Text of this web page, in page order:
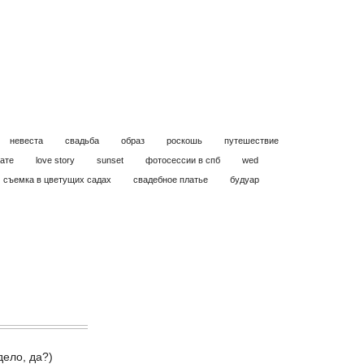
невеста свадьба образ роскошь
путешествие
love story sunset фотосессии в спб
wed
съемка в цветущих садах
свадебное платье будуар
да?)